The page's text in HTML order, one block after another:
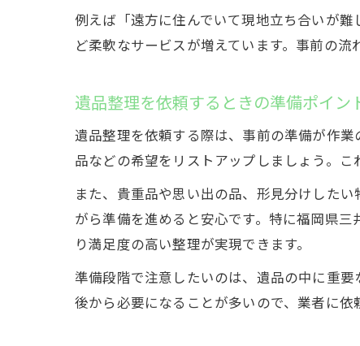
例えば「遠方に住んでいて現地立ち合いが
ど柔軟なサービスが増えています。事前の
遺品整理を依頼するときの準備ポイン
遺品整理を依頼する際は、事前の準備が作
品などの希望をリストアップしましょう。こ
また、貴重品や思い出の品、形見分けした
がら準備を進めると安心です。特に福岡県
り満足度の高い整理が実現できます。
準備段階で注意したいのは、遺品の中に重
後から必要になることが多いので、業者に